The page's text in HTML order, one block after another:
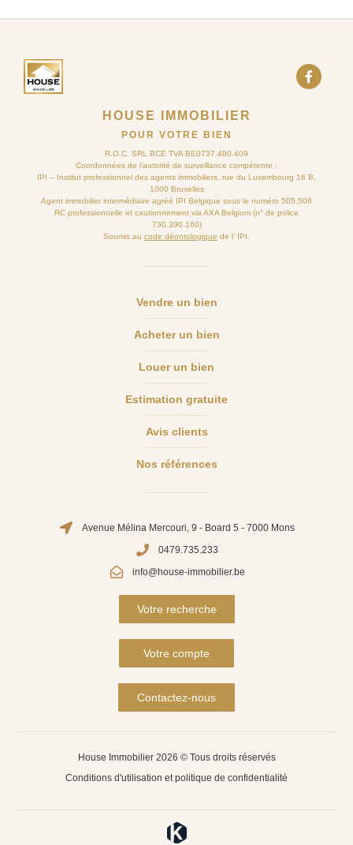
HOUSE IMMOBILIER
POUR VOTRE BIEN
R.O.C. SRL BCE TVA BE0737.480.409
Coordonnées de l’autorité de surveillance compétente :
IPI – Institut professionnel des agents immobiliers, rue du Luxembourg 16 B,
1000 Bruxelles
Agent immobilier intermédiaire agréé IPI Belgique sous le numéro 505.506
RC professionnelle et cautionnement via AXA Belgium (n° de police
730.390.160)
Soumis au code déontologique de l’ IPI.
Vendre un bien
Acheter un bien
Louer un bien
Estimation gratuite
Avis clients
Nos références
Avenue Mélina Mercouri, 9 - Board 5 - 7000 Mons
0479.735.233
info@house-immobilier.be
Votre recherche
Votre compte
Contactez-nous
House Immobilier 2026 © Tous droits réservés
Conditions d'utilisation et politique de confidentialité